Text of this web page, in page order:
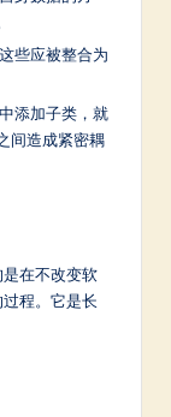
些应被整合为
添加子类，就
间造成紧密耦
在不改变软
程。它是长